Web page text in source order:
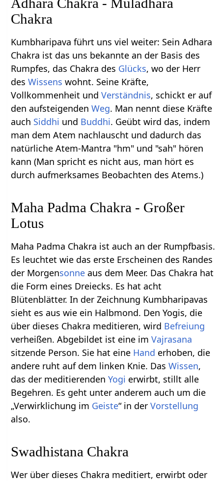
Chakra
Kumbharipava führt uns viel weiter: Sein Adhara
Chakra ist das uns bekannte an der Basis des
Rumpfes, das Chakra des Glücks, wo der Herr
desWissens wohnt. Seine Kräfte,
Vollkommenheit undVerständnis, schickt er auf
den aufsteigendenWeg. Man nennt diese Kräfte
auch Siddhi und Buddhi. Geübt wird das, indem
man dem Atem nachlauscht und dadurch das
natürliche Atem-Mantra "hm" und "sah" hören
kann (Man spricht es nicht aus, man hört es
durch aufmerksames Beobachten des Atems.)
Maha Padma Chakra - Großer
Lotus
Maha Padma Chakra ist auch an der Rumpfbasis.
Es leuchtet wie das erste Erscheinen des Randes
der Morgensonne aus dem Meer. Das Chakra hat
die Form eines Dreiecks. Es hat acht
Blütenblätter. In der Zeichnung Kumbharipavas
sieht es aus wie ein Halbmond. Den Yogis, die
über dieses Chakra meditieren, wird Befreiung
verheißen. Abgebildet ist eine imVajrasana
sitzende Person. Sie hat eine Hand erhoben, die
andere ruht auf dem linken Knie. DasWissen,
das der meditierendenYogi erwirbt, stillt alle
Begehren. Es geht unter anderem auch um die
„Verwirklichung im Geiste“ in derVorstellung
also.
Swadhistana Chakra
Wer über dieses Chakra meditiert, erwirbt oder